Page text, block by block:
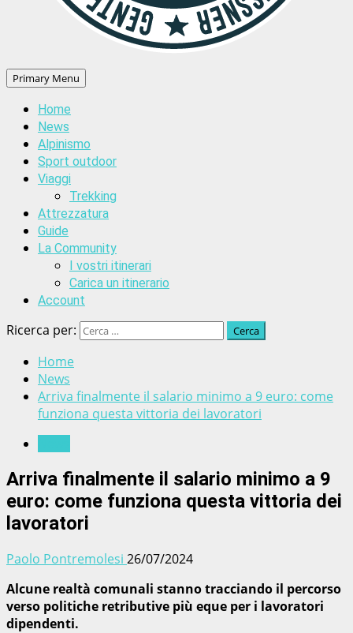
Primary Menu
Home
News
Alpinismo
Sport outdoor
Viaggi
Trekking
Attrezzatura
Guide
La Community
I vostri itinerari
Carica un itinerario
Account
Ricerca per:
Home
News
Arriva finalmente il salario minimo a 9 euro: come
funziona questa vittoria dei lavoratori
Arriva finalmente il salario minimo a 9
euro: come funziona questa vittoria dei
lavoratori
Paolo Pontremolesi 26/07/2024
Alcune realtà comunali stanno tracciando il percorso
verso politiche retributive più eque per i lavoratori
dipendenti.